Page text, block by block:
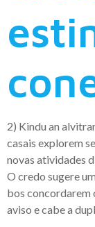
2) Kindu an
casais explorem
novas atividades
O credo sugere
bos concordarem
aviso e cabe a